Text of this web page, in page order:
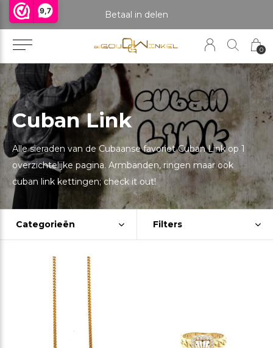
9,7
0
Betaal in delen
Cuban Link
Alle sieraden van de Cubaanse favoriet Cuban Link op 1
overzichtelijke pagina. Armbanden, ringen maar ook
cuban link kettingen; check it out!
Categorieën Filters